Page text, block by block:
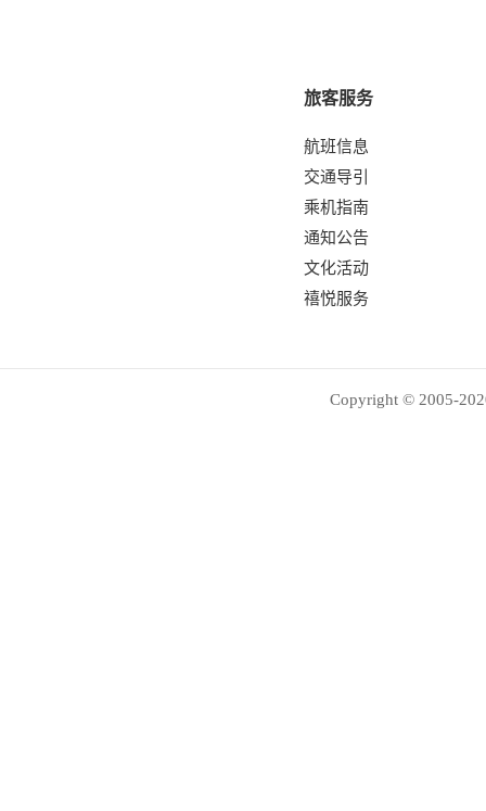
旅客服务
航班信息
交通导引
乘机指南
通知公告
文化活动
禧悦服务
Copyright © 2005-